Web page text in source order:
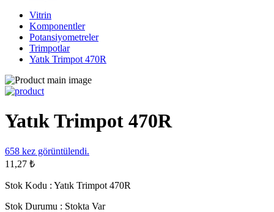
Vitrin
Komponentler
Potansiyometreler
Trimpotlar
Yatık Trimpot 470R
Yatık Trimpot 470R
658 kez görüntülendi.
11,27 ₺
Stok Kodu : Yatık Trimpot 470R
Stok Durumu : Stokta Var